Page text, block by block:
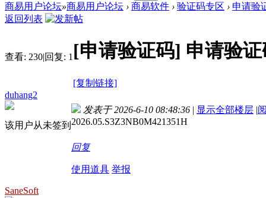
商易用户论坛»商易用户论坛 › 商易软件 › 验证码专区 › 申请验
返回列表
查看: 230|回复: 1 [申请验证码] 申请验
[复制链接]
duhang2
该用户从未签到
发表于 2026-6-10 08:48:36 | 显示全部楼层 |
2026.05.S3Z3NB0M421351H
回复
使用道具 举报
SaneSoft